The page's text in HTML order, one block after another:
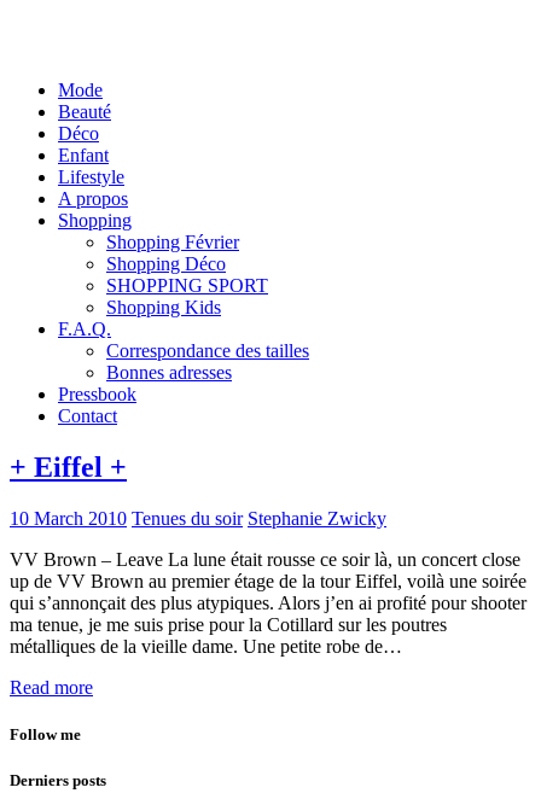
Mode
Beauté
Déco
Enfant
Lifestyle
A propos
Shopping
Shopping Février
Shopping Déco
SHOPPING SPORT
Shopping Kids
F.A.Q.
Correspondance des tailles
Bonnes adresses
Pressbook
Contact
+ Eiffel +
10 March 2010 Tenues du soir Stephanie Zwicky
VV Brown – Leave La lune était rousse ce soir là, un concert close
up de VV Brown au premier étage de la tour Eiffel, voilà une soirée
qui s’annonçait des plus atypiques. Alors j’en ai profité pour shooter
ma tenue, je me suis prise pour la Cotillard sur les poutres
métalliques de la vieille dame. Une petite robe de…
Read more
Follow me
Derniers posts